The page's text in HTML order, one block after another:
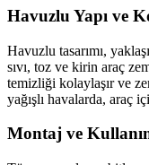
Havuzlu Yapı ve
Havuzlu tasarımı,
sıvı, toz ve kirin araç
temizliği kolaylaşır ve
yağışlı havalarda, araç
Montaj ve